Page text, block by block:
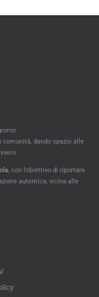
dando spazio alle
, con l’obiettivo di riportare
autentica, vicina alle